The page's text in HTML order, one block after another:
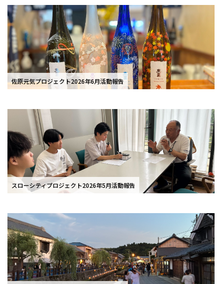
佐原元気プロジェクト2026年6月活動報告
スローシティプロジェクト2026年5月活動報告